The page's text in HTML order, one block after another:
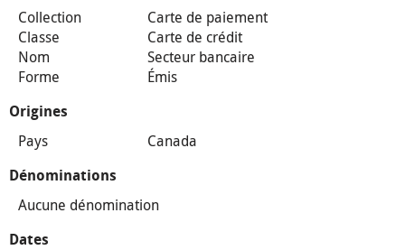
Collection
Carte de paiement
Classe
Carte de crédit
Nom
Secteur bancaire
Forme
Émis
Origines
Pays Canada
Dénominations
Aucune dénomination
Dates